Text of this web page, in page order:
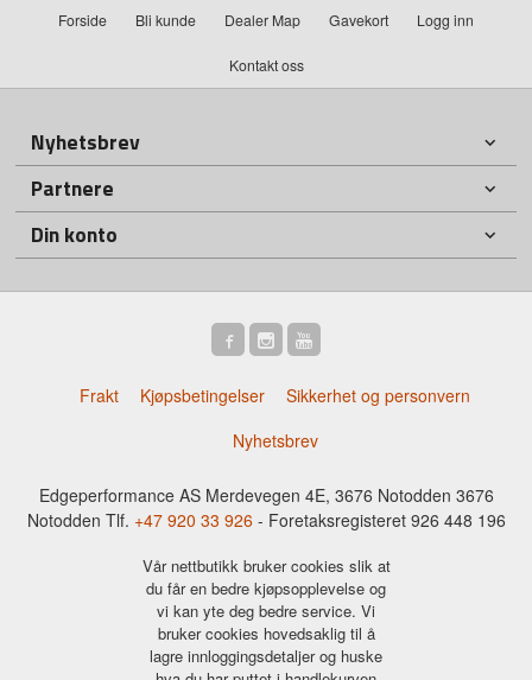
Forside Bli kunde Dealer Map Gavekort Logg inn
Kontakt oss
Nyhetsbrev
Partnere
Din konto
Frakt Kjøpsbetingelser
Sikkerhet og personvern
Nyhetsbrev
Edgeperformance AS Merdevegen 4E, 3676 Notodden 3676
Notodden Tlf. +47 920 33 926 - Foretaksregisteret 926 448 196
Vår nettbutikk bruker cookies slik at
du får en bedre kjøpsopplevelse og
vi kan yte deg bedre service. Vi
bruker cookies hovedsaklig til å
lagre innloggingsdetaljer og huske